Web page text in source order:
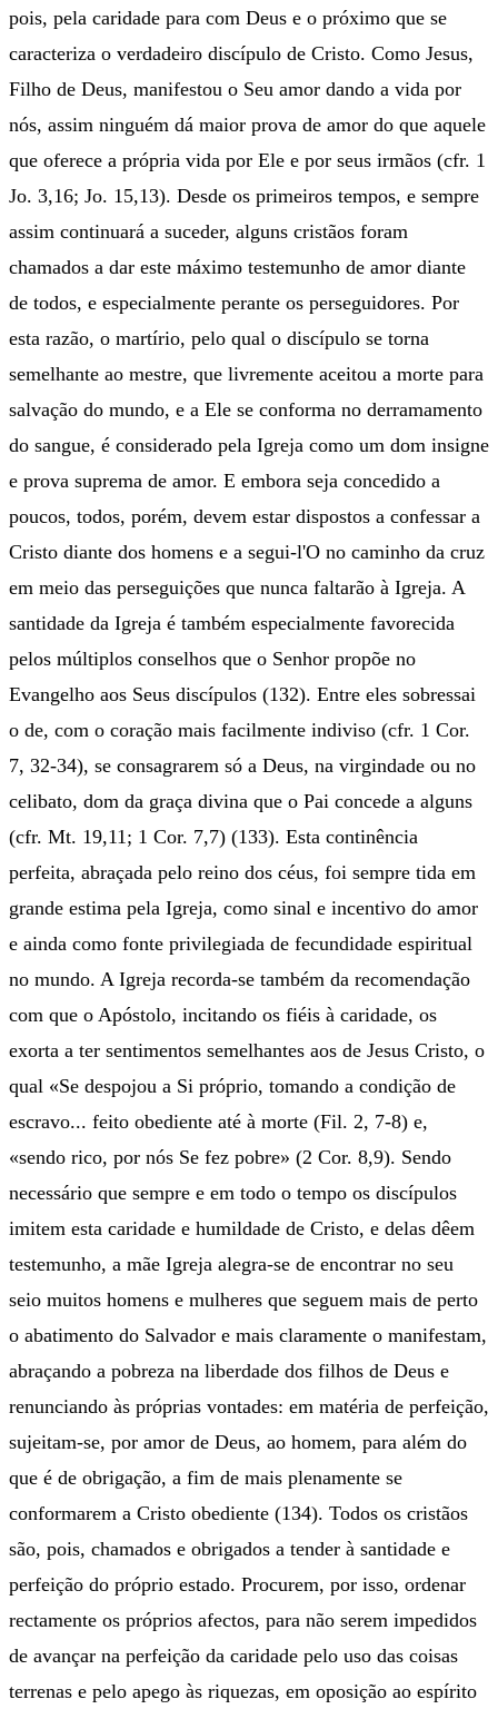
pois, pela caridade para com Deus e o próximo que se
caracteriza o verdadeiro discípulo de Cristo. Como Jesus,
Filho de Deus, manifestou o Seu amor dando a vida por
nós, assim ninguém dá maior prova de amor do que aquele
que oferece a própria vida por Ele e por seus irmãos (cfr. 1
Jo. 3,16; Jo. 15,13). Desde os primeiros tempos, e sempre
assim continuará a suceder, alguns cristãos foram
chamados a dar este máximo testemunho de amor diante
de todos, e especialmente perante os perseguidores. Por
esta razão, o martírio, pelo qual o discípulo se torna
semelhante ao mestre, que livremente aceitou a morte para
salvação do mundo, e a Ele se conforma no derramamento
do sangue, é considerado pela Igreja como um dom insigne
e prova suprema de amor. E embora seja concedido a
poucos, todos, porém, devem estar dispostos a confessar a
Cristo diante dos homens e a segui-l'O no caminho da cruz
em meio das perseguições que nunca faltarão à Igreja. A
santidade da Igreja é também especialmente favorecida
pelos múltiplos conselhos que o Senhor propõe no
Evangelho aos Seus discípulos (132). Entre eles sobressai
o de, com o coração mais facilmente indiviso (cfr. 1 Cor.
7, 32-34), se consagrarem só a Deus, na virgindade ou no
celibato, dom da graça divina que o Pai concede a alguns
(cfr. Mt. 19,11; 1 Cor. 7,7) (133). Esta continência
perfeita, abraçada pelo reino dos céus, foi sempre tida em
grande estima pela Igreja, como sinal e incentivo do amor
e ainda como fonte privilegiada de fecundidade espiritual
no mundo. A Igreja recorda-se também da recomendação
com que o Apóstolo, incitando os fiéis à caridade, os
exorta a ter sentimentos semelhantes aos de Jesus Cristo, o
qual «Se despojou a Si próprio, tomando a condição de
escravo... feito obediente até à morte (Fil. 2, 7-8) e,
«sendo rico, por nós Se fez pobre» (2 Cor. 8,9). Sendo
necessário que sempre e em todo o tempo os discípulos
imitem esta caridade e humildade de Cristo, e delas dêem
testemunho, a mãe Igreja alegra-se de encontrar no seu
seio muitos homens e mulheres que seguem mais de perto
o abatimento do Salvador e mais claramente o manifestam,
abraçando a pobreza na liberdade dos filhos de Deus e
renunciando às próprias vontades: em matéria de perfeição,
sujeitam-se, por amor de Deus, ao homem, para além do
que é de obrigação, a fim de mais plenamente se
conformarem a Cristo obediente (134). Todos os cristãos
são, pois, chamados e obrigados a tender à santidade e
perfeição do próprio estado. Procurem, por isso, ordenar
rectamente os próprios afectos, para não serem impedidos
de avançar na perfeição da caridade pelo uso das coisas
terrenas e pelo apego às riquezas, em oposição ao espírito